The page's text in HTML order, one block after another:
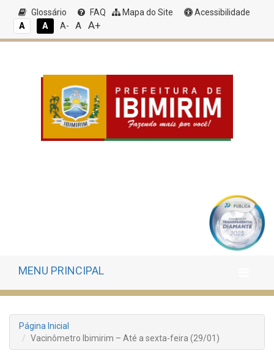
Glossário FAQ Mapa do Site
Acessibilidade
A
A A- A A+
MENU PRINCIPAL
Página Inicial
Vacinômetro Ibimirim – Até a sexta-feira (29/01)